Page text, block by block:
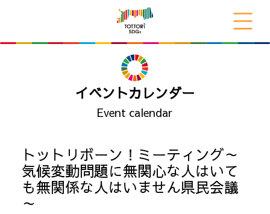
イベントカレンダー
Event calendar
トットリボーン！ミーティング～
気候変動問題に無関心な人はいて
も無関係な人はいません県民会議
～